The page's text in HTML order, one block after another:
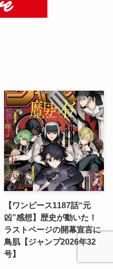
【ワンピース1187話“元
凶”感想】歴史が動いた！
ラストページの開幕宣言に
鳥肌【ジャンプ2026年32
号】